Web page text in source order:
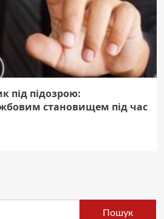
під підозрою:
становищем під час
Пошук